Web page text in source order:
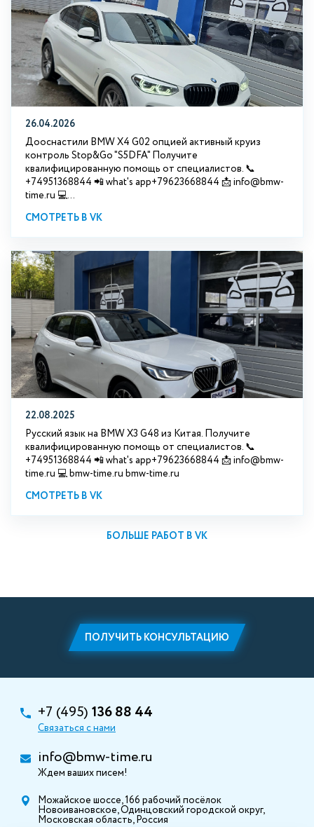
26.04.2026
Дооснастили BMW X4 G02 опцией активный круиз
контроль Stop&Go "S5DFA" Получите
квалифицированную помощь от специалистов. 📞
+74951368844 📲 what's app+79623668844 📩 info@bmw-
time.ru 💻...
СМОТРЕТЬ В VK
22.08.2025
Русский язык на BMW X3 G48 из Китая. Получите
квалифицированную помощь от специалистов. 📞
+74951368844 📲 what's app+79623668844 📩 info@bmw-
time.ru 💻 bmw-time.ru bmw-time.ru
СМОТРЕТЬ В VK
БОЛЬШЕ РАБОТ В VK
ПОЛУЧИТЬ КОНСУЛЬТАЦИЮ
+7 (495) 136 88 44
Связаться с нами
info@bmw-time.ru
Ждем ваших писем!
Можайское шоссе, 166 рабочий посёлок
Новоивановское, Одинцовский городской округ,
Московская область, Россия